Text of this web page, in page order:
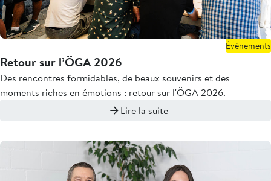
Événements
Retour sur l’ÖGA 2026
Des rencontres formidables, de beaux souvenirs et des
moments riches en émotions : retour sur l'ÖGA 2026.
Lire la suite